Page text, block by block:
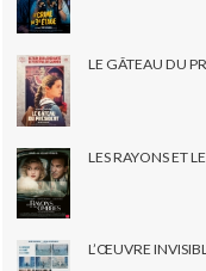
LE GÂTEAU DU
LES RAYONS ET
L’ŒUVRE